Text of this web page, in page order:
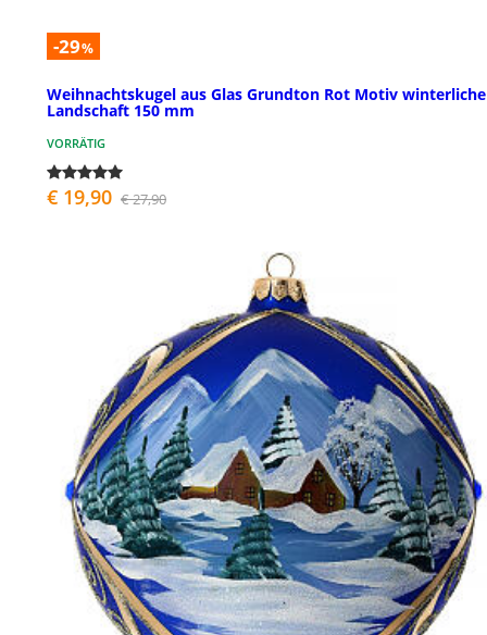
-29%
Weihnachtskugel aus Glas Grundton Rot Motiv winterliche
Landschaft 150 mm
VORRÄTIG
€ 19,90 € 27,90